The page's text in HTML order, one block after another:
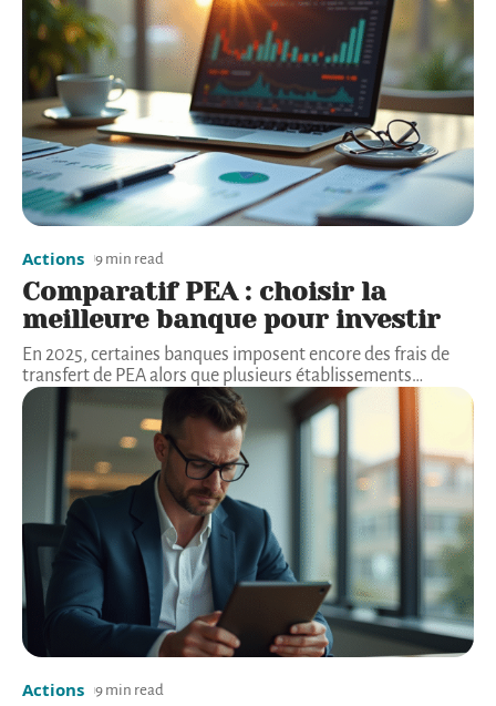
Actions 9 min read
Comparatif PEA : choisir la
meilleure banque pour investir
En 2025, certaines banques imposent encore des frais de
transfert de PEA alors que plusieurs établissements…
Actions 9 min read